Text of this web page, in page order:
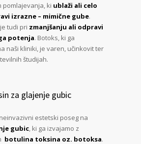
pomlajevanja, ki ublaži ali celo
izrazne – mimične gube.
tudi pri zmanjšanju ali odpravi
potenja. Botoks, ki ga
naši kliniki, je varen, učinkovit ter
študijah.
za glajenje gubic
estetski poseg na
gubic, ki ga izvajamo z
botulina toksina oz. botoksa.